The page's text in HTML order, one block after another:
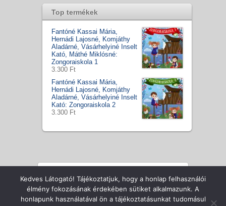
Top termékek
Fantóné Kassai Mária,
Hernádi Lajosné, Komjáthy
Aladárné, Vásárhelyiné Inselt
Kató, Máthé Miklósné:
Zongoraiskola 1
3.300 Ft
Fantóné Kassai Mária,
Hernádi Lajosné, Komjáthy
Aladárné, Vásárhelyiné Inselt
Kató: Zongoraiskola 2
3.300 Ft
Copyright © Zenecentrum Kft., All Rights Reserved
Kedves Látogató! Tájékoztatjuk, hogy a honlap felhasználói
élmény fokozásának érdekében sütiket alkalmazunk. A
honlapunk használatával ön a tájékoztatásunkat tudomásul